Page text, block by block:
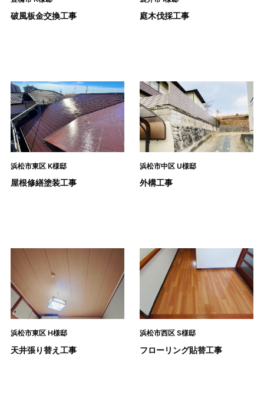
破風板金交換工事 庭木伐採工事
浜松市東区 K様邸
屋根修繕塗装工事
浜松市中区 U様邸
外構工事
浜松市東区 H様邸
天井張り替え工事
浜松市西区 S様邸
フローリング貼替工事